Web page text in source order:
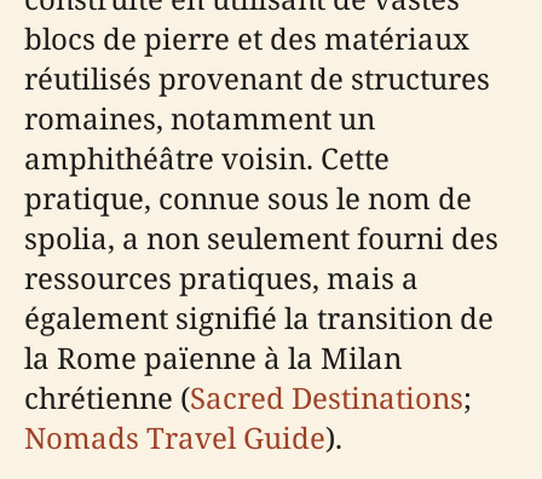
blocs de pierre et des matériaux
réutilisés provenant de structures
romaines, notamment un
amphithéâtre voisin. Cette
pratique, connue sous le nom de
spolia, a non seulement fourni des
ressources pratiques, mais a
également signifié la transition de
la Rome païenne à la Milan
chrétienne (Sacred Destinations;
Nomads Travel Guide).